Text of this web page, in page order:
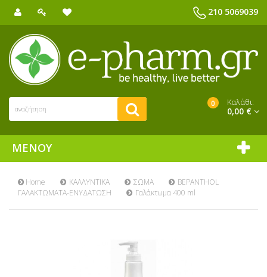
210 5069039
0 Καλάθι:
0,00 €
ΜΕΝΟΎ
Home ΚΑΛΛΥΝΤΙΚΑ
ΣΩΜΑ
ΓΑΛΑΚΤΩΜΑΤΑ-ΕΝΥΔΑΤΩΣΗ
BEPANTHOL
Γαλάκτωμα 400 ml